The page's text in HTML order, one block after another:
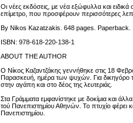
Οι νέες εκδόσεις, με νέα εξώφυλλα και
επίμετρο, που προσφέρουν περισσότερες
By Nikos Kazatzakis. 648 pages. Paperback.
ISBN: 978-618-220-138-1
ABOUT THE AUTHOR
Ο Νίκος Καζαντζάκης γεννήθηκε στις 18
Παρασκευή, ημέρα των ψυχών. Για δικηγόρο
στην αγάπη και στο δέος της λευτεριάς.
Στα Γράμματα εμφανίστηκε με δοκίμια και
τού Πανεπιστημίου Αθηνών. Το πτυχίο
Πανεπιστημίου.